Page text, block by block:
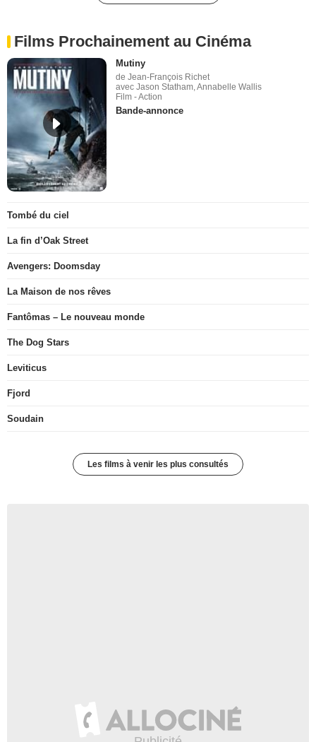
Films Prochainement au Cinéma
Mutiny
de Jean-François Richet
avec Jason Statham, Annabelle Wallis
Film - Action
Bande-annonce
Tombé du ciel
La fin d’Oak Street
Avengers: Doomsday
La Maison de nos rêves
Fantômas – Le nouveau monde
The Dog Stars
Leviticus
Fjord
Soudain
Les films à venir les plus consultés